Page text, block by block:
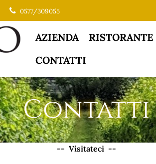
0577/309055
AZIENDA RISTORANTE
CONTATTI
Contatti
-- Visitateci --